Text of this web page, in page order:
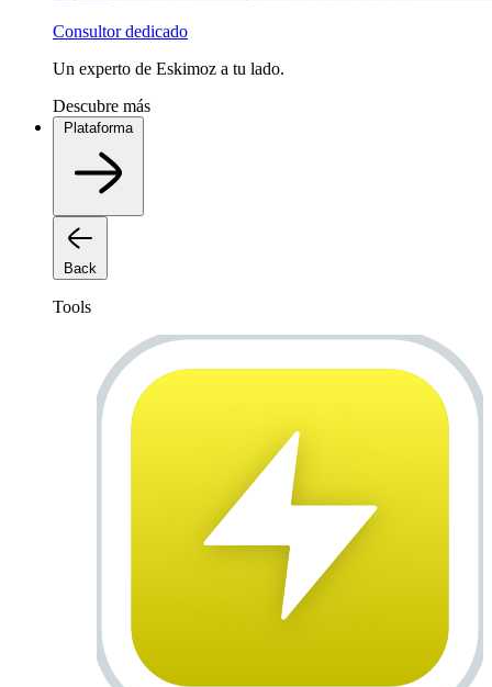
Consultor dedicado
Un experto de Eskimoz a tu lado.
Descubre más
Plataforma
Back
Tools